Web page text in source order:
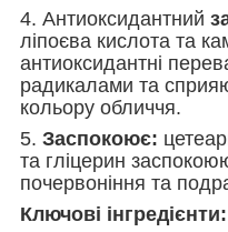
4. Антиоксидантний
ліпоєва кислота та
антиоксидантні
радикалами та
кольору обличчя.
5. Заспокоює:
та гліцерин
почервоніння та
Ключові інгредієнти: